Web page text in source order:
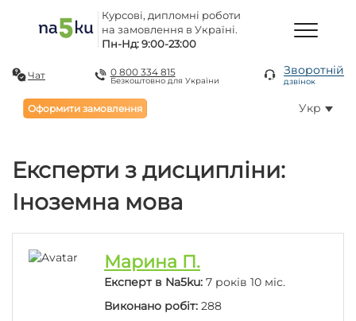
Курсові, дипломні роботи
на замовлення в Україні.
Пн-Нд: 9:00-23:00
Чат 0 800 334 815
Безкоштовно для України
Зворотній
дзвінок
Оформити замовлення Укр
Експерти з дисципліни:
Іноземна мова
Марина П.
Експерт в Na5ku: 7 років 10 міс.
Виконано робіт: 288